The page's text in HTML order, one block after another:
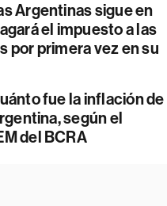
Argentinas sigue en
el impuesto a las
por primera vez en su
fue la inflación de
según el
del BCRA